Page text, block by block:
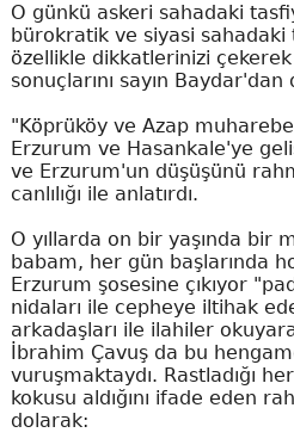
O günkü askeri sahadaki
bürokratik ve siyasi
özellikle dikkatlerinizi çekerek
sonuçlarını sayın
"Köprüköy ve Azap
Erzurum ve Hasankale'ye
ve Erzurum'un düşüşünü
canlılığı ile anlatırdı.
O yıllarda on bir yaşında bir
babam, her gün başlarında
Erzurum şosesine çıkıyor
nidaları ile cepheye iltihak
arkadaşları ile ilahiler
İbrahim Çavuş da bu
vuruşmaktaydı. Rastladığı
kokusu aldığını ifade eden
dolarak: